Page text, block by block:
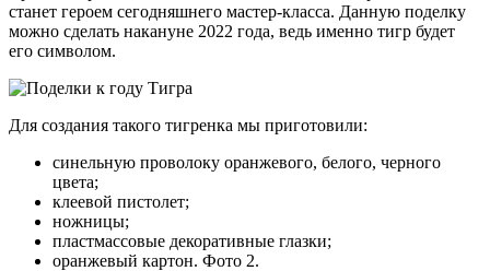
станет героем сегодняшнего мастер-класса. Данную поделку
можно сделать накануне 2022 года, ведь именно тигр будет
его символом.
Для создания такого тигренка мы приготовили:
синельную проволоку оранжевого, белого, черного
цвета;
клеевой пистолет;
ножницы;
пластмассовые декоративные глазки;
оранжевый картон. Фото 2.